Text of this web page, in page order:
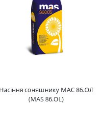
Насіння соняшнику МАС 86.ОЛ
(MAS 86.OL)